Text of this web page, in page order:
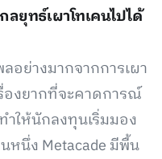
ลยุทธ์เผาโทเคนไปได้
อย่างมากจากการเผา
องยากที่จะคาดการณ์
ำให้นักลงทุนเริ่มมอง
หนึ่ง Metacade มีพื้น